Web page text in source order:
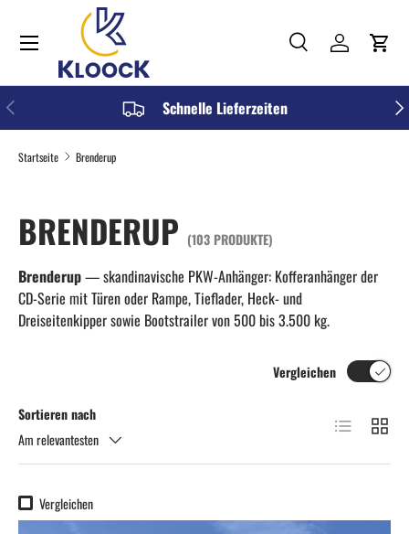
DIREKT ZUM INHALT
Suchen
Art
Suche Einloggen
Menü
VORHERIGE Schnelle Lieferzeiten
Startseite Brenderup
BRENDERUP (103 PRODUKTE)
Brenderup— skandinavische PKW-Anhänger: Kofferanhänger der
CD-Serie mit Türen oder Rampe, Tieflader, Heck- und
Dreiseitenkipper sowie Bootstrailer von 500 bis 3.500 kg.
Sortieren nach
Am relevantesten
Vergleichen
Produktliste
Vergleichen